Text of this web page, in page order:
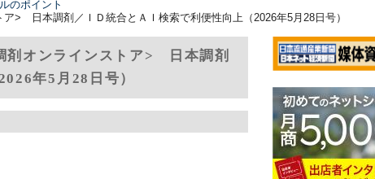
のポイント
> 日本調剤／ＩＤ統合とＡＩ検索で利便性向上（2026年5月28日号）
剤オンラインストア> 日本調剤
年5月28日号）